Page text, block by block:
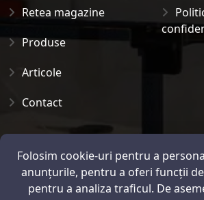
Retea magazine
Produse
Articole
Contact
ANPC
Folosim cookie-uri pentru a
anunțurile, pentru a oferi funcții
pentru a analiza traficul. De